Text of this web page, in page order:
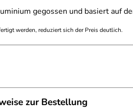
gegossen und basiert auf
werden, reduziert sich der Preis deutlich.
Sonderanfertigung in
zur Bestellung